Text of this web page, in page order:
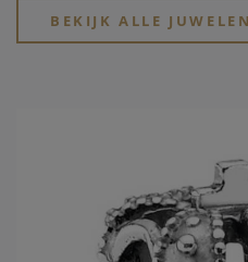
BEKIJK ALLE